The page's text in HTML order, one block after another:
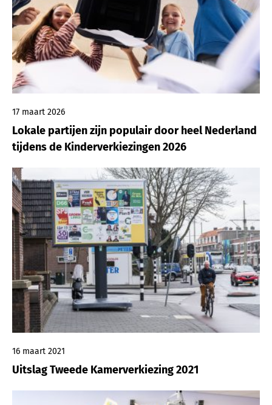
17 maart 2026
Lokale partijen zijn populair door heel Nederland
tijdens de Kinderverkiezingen 2026
16 maart 2021
Uitslag Tweede Kamerverkiezing 2021